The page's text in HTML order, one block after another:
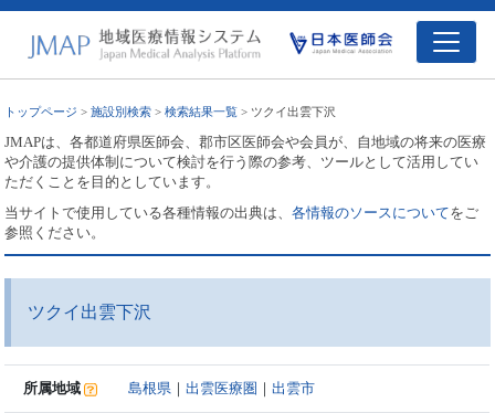
トップページ >施設別検索 >検索結果一覧 > ツクイ出雲下沢
JMAPは、各都道府県医師会、郡市区医師会や会員が、自地域の将来の医療
や介護の提供体制について検討を行う際の参考、ツールとして活用してい
ただくことを目的としています。
当サイトで使用している各種情報の出典は、各情報のソースについてをご
参照ください。
ツクイ出雲下沢
所属地域 島根県 ｜出雲医療圏 ｜出雲市